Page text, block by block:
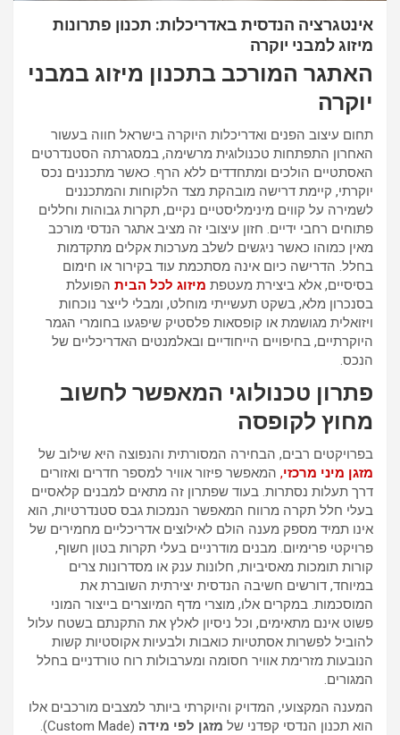
אינטגרציה הנדסית באדריכלות: תכנון פתרונות
מיזוג למבני יוקרה
האתגר המורכב בתכנון מיזוג במבני
יוקרה
תחום עיצוב הפנים ואדריכלות היוקרה בישראל חווה בעשור
האחרון התפתחות טכנולוגית מרשימה, במסגרתה הסטנדרטים
האסתטיים הולכים ומתחדדים ללא הרף. כאשר מתכננים נכס
יוקרתי, קיימת דרישה מובהקת מצד הלקוחות והמתכננים
לשמירה על קווים מינימליסטיים נקיים, תקרות גבוהות וחללים
פתוחים רחבי ידיים. חזון עיצובי זה מציב אתגר הנדסי מורכב
מאין כמוהו כאשר ניגשים לשלב מערכות אקלים מתקדמות
בחלל. הדרישה כיום אינה מסתכמת עוד בקירור או חימום
בסיסיים, אלא ביצירת מעטפת מיזוג לכל הבית הפועלת
בסנכרון מלא, בשקט תעשייתי מוחלט, ומבלי לייצר נוכחות
ויזואלית מגושמת או קופסאות פלסטיק שיפגעו בחומרי הגמר
היוקרתיים, בחיפויים הייחודיים ובאלמנטים האדריכליים של
הנכס.
פתרון טכנולוגי המאפשר לחשוב
מחוץ לקופסה
בפרויקטים רבים, הבחירה המסורתית והנפוצה היא שילוב של
מזגן מיני מרכזי, המאפשר פיזור אוויר למספר חדרים ואזורים
דרך תעלות נסתרות. בעוד שפתרון זה מתאים למבנים קלאסיים
בעלי חלל תקרה מרווח המאפשר הנמכות גבס סטנדרטיות, הוא
אינו תמיד מספק מענה הולם לאילוצים אדריכליים מחמירים של
פרויקטי פרימיום. מבנים מודרניים בעלי תקרות בטון חשוף,
קורות תומכות מאסיביות, חלונות ענק או מסדרונות צרים
במיוחד, דורשים חשיבה הנדסית יצירתית השוברת את
המוסכמות. במקרים אלו, מוצרי מדף המיוצרים בייצור המוני
פשוט אינם מתאימים, וכל ניסיון לאלץ את התקנתם בשטח עלול
להוביל לפשרות אסתטיות כואבות ולבעיות אקוסטיות קשות
הנובעות מזרימת אוויר חסומה ומערבולות רוח טורדניים בחלל
המגורים.
המענה המקצועי, המדויק והיוקרתי ביותר למצבים מורכבים אלו
הוא תכנון הנדסי קפדני של מזגן לפי מידה
(Custom Made).